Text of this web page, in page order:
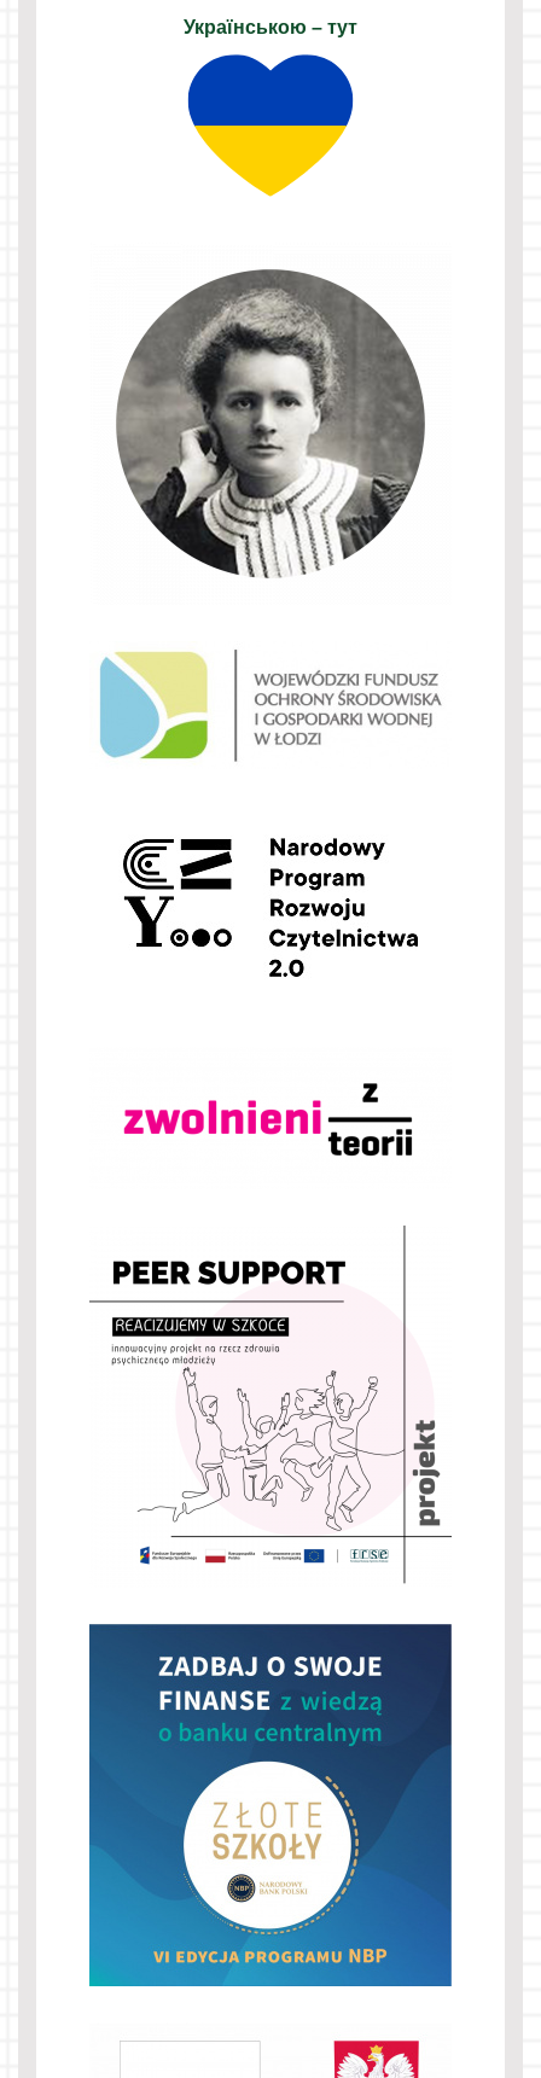
Українською – тут